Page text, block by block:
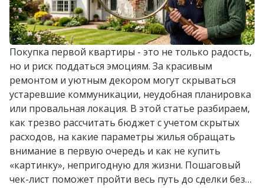
Покупка первой квартиры - это не только радость,
но и риск поддаться эмоциям. За красивым
ремонтом и уютным декором могут скрываться
устаревшие коммуникации, неудобная планировка
или провальная локация. В этой статье разбираем,
как трезво рассчитать бюджет с учетом скрытых
расходов, на какие параметры жилья обращать
внимание в первую очередь и как не купить
«картинку», непригодную для жизни. Пошаговый
чек-лист поможет пройти весь путь до сделки без